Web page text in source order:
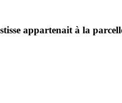
appartenait à la